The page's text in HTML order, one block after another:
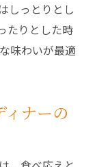
しっとりとし
たりとした時
味わいが最適
ナーの